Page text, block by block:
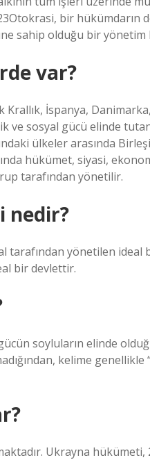
bir hükümdarın
sahip olduğu bir yönetim
var?
İspanya,
sosyal gücü elinde
ülkeler arasında
hükümet, siyasi,
tarafından yönetilir.
nedir?
tarafından yönetilen
bir devlettir.
soyluların elinde
kelime genellikle
Ukrayna hükümeti,